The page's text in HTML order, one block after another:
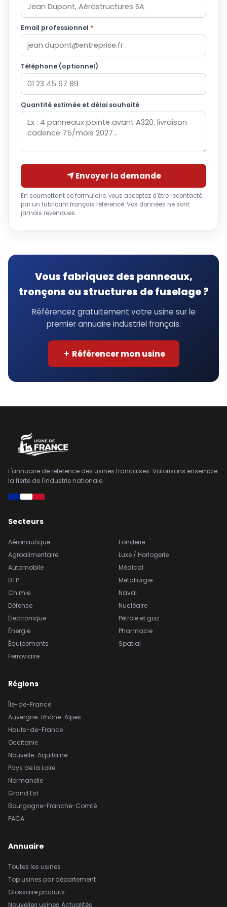
Email professionnel *
Téléphone (optionnel)
Quantité estimée et délai souhaité
Envoyer la demande
En soumettant ce formulaire, vous acceptez d'être recontacté
par un fabricant français référencé. Vos données ne sont
jamais revendues.
Vous fabriquez des panneaux,
tronçons ou structures de fuselage ?
Référencez gratuitement votre usine sur le
premier annuaire industriel français.
Référencer mon usine
L'annuaire de reference des usines francaises. Valorisons ensemble
la fierte de l'industrie nationale.
Secteurs
Aéronautique
Agroalimentaire
Automobile
BTP
Chimie
Défense
Électronique
Énergie
Équipements
Ferroviaire
Fonderie
Luxe / Horlogerie
Médical
Métallurgie
Naval
Nucléaire
Pétrole et gaz
Pharmacie
Spatial
Régions
Île-de-France
Auvergne-Rhône-Alpes
Hauts-de-France
Occitanie
Nouvelle-Aquitaine
Pays de la Loire
Normandie
Grand Est
Bourgogne-Franche-Comté
PACA
Annuaire
Toutes les usines
Top usines par département
Glossaire produits
Nouvelles usines Actualités